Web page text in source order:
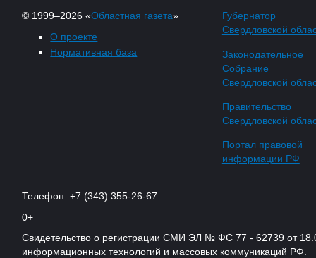
© 1999–2026 «Областная газета»
О проекте
Нормативная база
Губернатор
Свердловской
Законодательное
Собрание
Свердловской
Правительство
Свердловской
Портал правовой
информации РФ
Телефон: +7 (343) 355-26-67
0+
Свидетельство о регистрации СМИ ЭЛ № ФС 77 - 62739 от
информационных технологий и массовых коммуникаций РФ.